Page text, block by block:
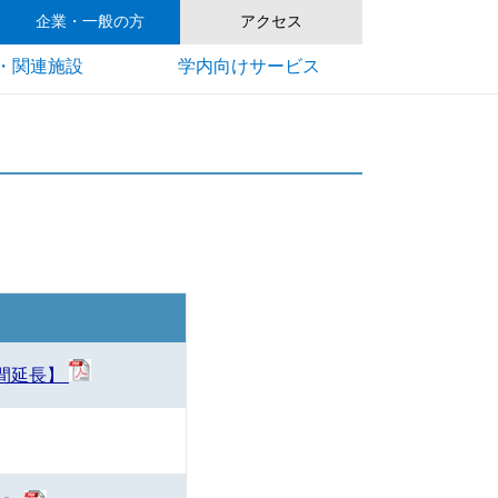
企業・一般の方 アクセス
関連施設 学内向けサービス
延長】